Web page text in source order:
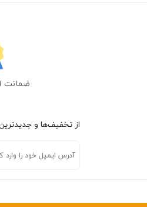
ضمانت
از تخفیف‌ها و